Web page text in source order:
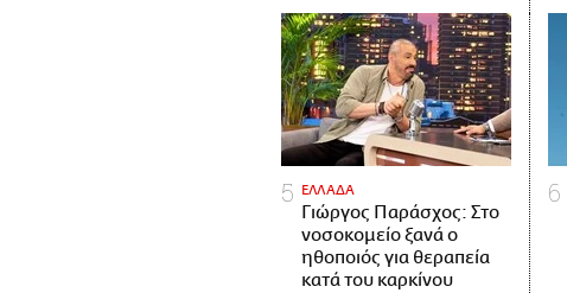
ΕΛΛΑΔΑ
Γιώργος Παράσχος: Στο
νοσοκομείο ξανά ο
ηθοποιός για θεραπεία
κατά του καρκίνου